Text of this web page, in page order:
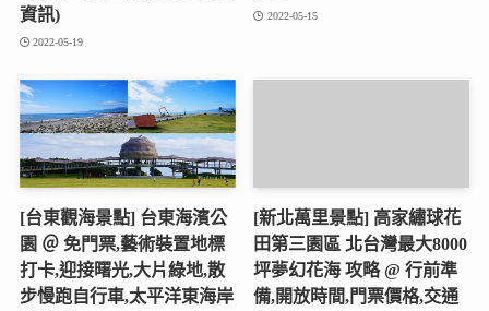
資訊)
2022-05-19
2022-05-15
[台東觀海景點] 台東海濱公
園 ＠ 免門票,藝術裝置地標
打卡,迎接曙光,大片綠地,散
步慢跑自行車,太平洋東海岸
[新北萬里景點] 高家繡球花
田第三園區 北台灣最大8000
坪夢幻花海 攻略 @ 行前準
備,開放時間,門票價格,交通